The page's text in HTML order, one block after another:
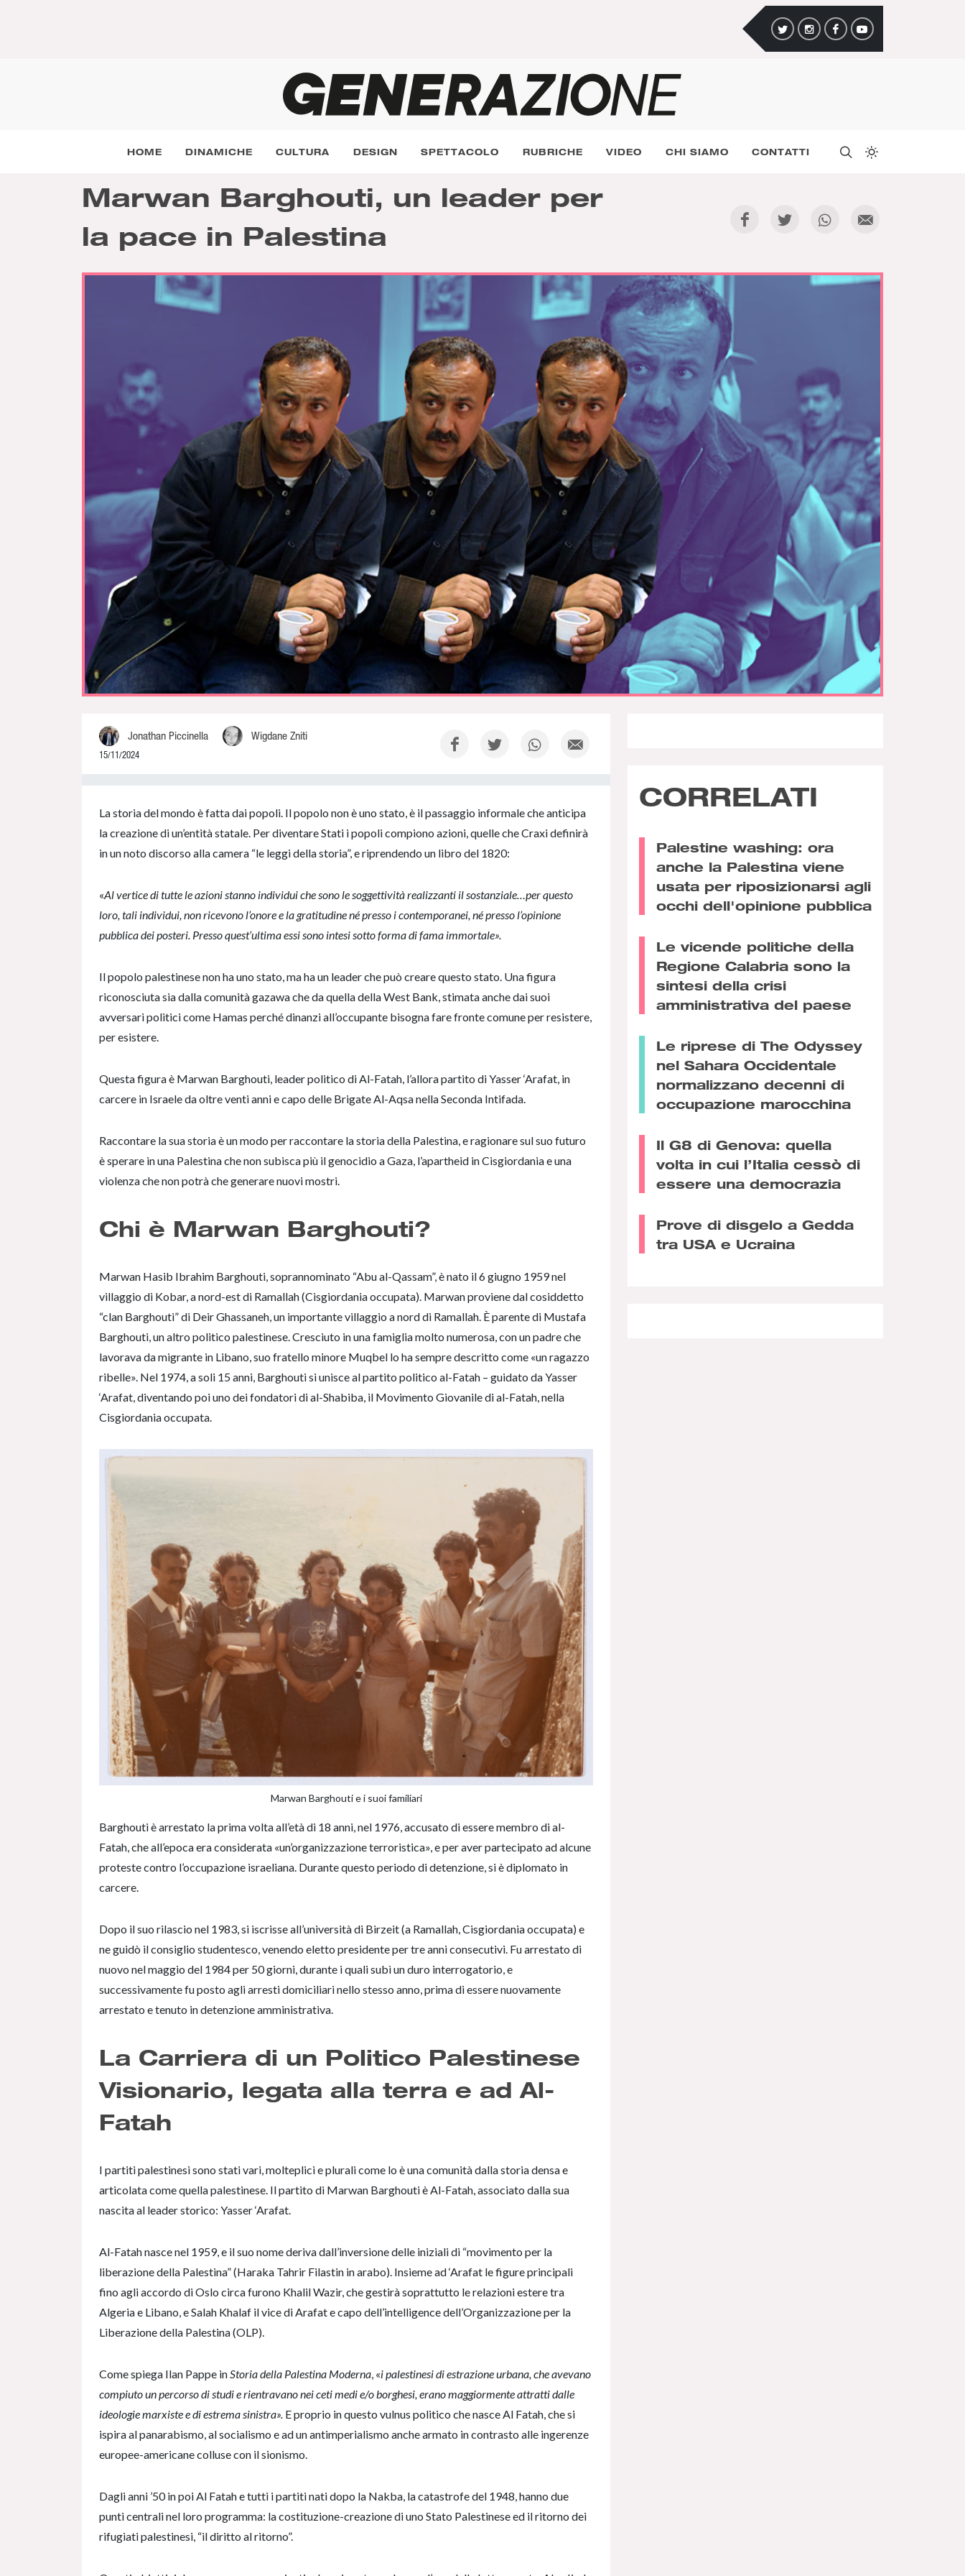
HOME DINAMICHE CULTURA DESIGN SPETTACOLO RUBRICHE VIDEO CHI SIAMO CONTATTI
Marwan Barghouti, un leader per
la pace in Palestina
Jonathan Piccinella Wigdane Zniti
15/11/2024
La storia del mondo è fatta dai popoli. Il popolo non è uno stato, è il passaggio informale che anticipa
la creazione di un’entità statale. Per diventare Stati i popoli compiono azioni, quelle che Craxi definirà
in un noto discorso alla camera “le leggi della storia”, e riprendendo un libro del 1820:
«Al vertice di tutte le azioni stanno individui che sono le soggettività realizzanti il sostanziale…per questo
loro, tali individui, non ricevono l’onore e la gratitudine né presso i contemporanei, né presso l’opinione
pubblica dei posteri. Presso quest’ultima essi sono intesi sotto forma di fama immortale».
Il popolo palestinese non ha uno stato, ma ha un leader che può creare questo stato. Una figura
riconosciuta sia dalla comunità gazawa che da quella della West Bank, stimata anche dai suoi
avversari politici come Hamas perché dinanzi all’occupante bisogna fare fronte comune per resistere,
per esistere.
Questa figura è Marwan Barghouti, leader politico di Al-Fatah, l’allora partito di Yasser ‘Arafat, in
carcere in Israele da oltre venti anni e capo delle Brigate Al-Aqsa nella Seconda Intifada.
Raccontare la sua storia è un modo per raccontare la storia della Palestina, e ragionare sul suo futuro
è sperare in una Palestina che non subisca più il genocidio a Gaza, l’apartheid in Cisgiordania e una
violenza che non potrà che generare nuovi mostri.
Chi è Marwan Barghouti?
Marwan Hasib Ibrahim Barghouti, soprannominato “Abu al-Qassam”, è nato il 6 giugno 1959 nel
villaggio di Kobar, a nord-est di Ramallah (Cisgiordania occupata). Marwan proviene dal cosiddetto
“clan Barghouti” di Deir Ghassaneh, un importante villaggio a nord di Ramallah. È parente di Mustafa
Barghouti, un altro politico palestinese. Cresciuto in una famiglia molto numerosa, con un padre che
lavorava da migrante in Libano, suo fratello minore Muqbel lo ha sempre descritto come «un ragazzo
ribelle». Nel 1974, a soli 15 anni, Barghouti si unisce al partito politico al-Fatah – guidato da Yasser
‘Arafat, diventando poi uno dei fondatori di al-Shabiba, il Movimento Giovanile di al-Fatah, nella
Cisgiordania occupata.
Marwan Barghouti e i suoi familiari
Barghouti è arrestato la prima volta all’età di 18 anni, nel 1976, accusato di essere membro di al-
Fatah, che all’epoca era considerata «un’organizzazione terroristica», e per aver partecipato ad alcune
proteste contro l’occupazione israeliana. Durante questo periodo di detenzione, si è diplomato in
carcere.
Dopo il suo rilascio nel 1983, si iscrisse all’università di Birzeit (a Ramallah, Cisgiordania occupata) e
ne guidò il consiglio studentesco, venendo eletto presidente per tre anni consecutivi. Fu arrestato di
nuovo nel maggio del 1984 per 50 giorni, durante i quali subì un duro interrogatorio, e
successivamente fu posto agli arresti domiciliari nello stesso anno, prima di essere nuovamente
arrestato e tenuto in detenzione amministrativa.
La Carriera di un Politico Palestinese
Visionario, legata alla terra e ad Al-
Fatah
I partiti palestinesi sono stati vari, molteplici e plurali come lo è una comunità dalla storia densa e
articolata come quella palestinese. Il partito di Marwan Barghouti è Al-Fatah, associato dalla sua
nascita al leader storico: Yasser ‘Arafat.
Al-Fatah nasce nel 1959, e il suo nome deriva dall’inversione delle iniziali di “movimento per la
liberazione della Palestina” (Haraka Tahrir Filastin in arabo). Insieme ad ‘Arafat le figure principali
fino agli accordo di Oslo circa furono Khalil Wazir, che gestirà soprattutto le relazioni estere tra
Algeria e Libano, e Salah Khalaf il vice di Arafat e capo dell’intelligence dell’Organizzazione per la
Liberazione della Palestina (OLP).
Come spiega Ilan Pappe inStoria della Palestina Moderna, «i palestinesi di estrazione urbana, che avevano
compiuto un percorso di studi e rientravano nei ceti medi e/o borghesi, erano maggiormente attratti dalle
ideologie marxiste e di estrema sinistra». E proprio in questo vulnus politico che nasce Al Fatah, che si
ispira al panarabismo, al socialismo e ad un antimperialismo anche armato in contrasto alle ingerenze
europee-americane colluse con il sionismo.
Dagli anni ’50 in poi Al Fatah e tutti i partiti nati dopo la Nakba, la catastrofe del 1948, hanno due
punti centrali nel loro programma: la costituzione-creazione di uno Stato Palestinese ed il ritorno dei
rifugiati palestinesi, “il diritto al ritorno”.
CORRELATI
Palestine washing: ora
anche la Palestina viene
usata per riposizionarsi agli
occhi dell'opinione pubblica
Le vicende politiche della
Regione Calabria sono la
sintesi della crisi
amministrativa del paese
Le riprese di The Odyssey
nel Sahara Occidentale
normalizzano decenni di
occupazione marocchina
Il G8 di Genova: quella
volta in cui l’Italia cessò di
essere una democrazia
Prove di disgelo a Gedda
tra USA e Ucraina